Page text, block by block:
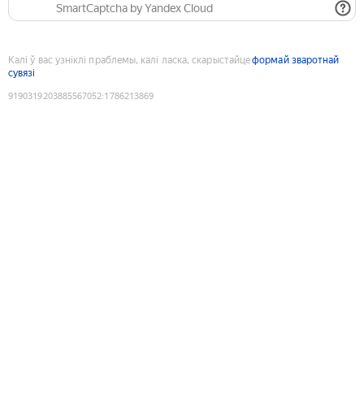
SmartCaptcha by Yandex Cloud
Калі ў вас узніклі праблемы, калі ласка, скарыстайцеформай зваротнай
сувязі
9190319203885567052:1786213869